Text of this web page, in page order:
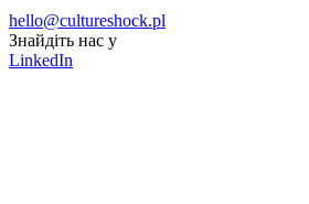
hello@cultureshock.pl
Знайдіть нас у
LinkedIn